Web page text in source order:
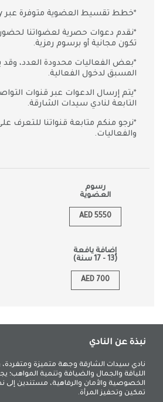
*خطط تقسيط العضوية متوفرة عبر Tabby
*نقدم دعوات حصرية لعضواتنا
تكون مجانية أو برسوم رمزية.
*بعض الفعاليات محدودة العدد، وقد
المسبق لدخول الفعالية.
*يتم إرسال الدعوات عبر قنوات
التابعة لنادي سيدات الشارقة.
*نرجو منكم متابعة قنواتنا للتعرف
والفعاليات.
رسوم
العضوية
AED 5550
إضافة يافعة
(13 - 17 سنة)
AED 700
نبذة عن النادي
نادي سيدات الشارقة وجهة متميزة
اللياقة والجمال والضيافة وتنمية
الخصوصية والأمان والرفاهية، مستندين إلى
تمكين وتحفيز المرأة.